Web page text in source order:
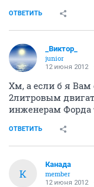
ОТВЕТИТЬ
_Виктор_
juniоr
12 июня 2012
Хм, а если б я Вам
2литровым
инженерам Форда
ОТВЕТИТЬ
К
Канада
member
12 июня 2012